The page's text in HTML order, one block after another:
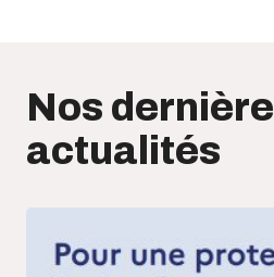
Nos
actualités